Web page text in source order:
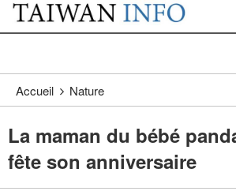
Passer au contenu principal
:::
Accueil Nature
La maman du bébé
fête son anniversaire